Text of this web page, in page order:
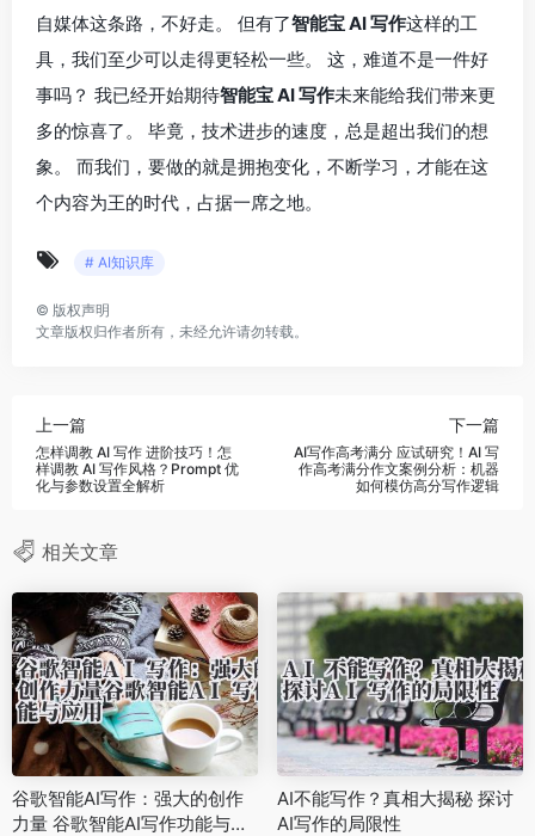
自媒体这条路，不好走。 但有了智能宝 AI 写作这样的工
具，我们至少可以走得更轻松一些。 这，难道不是一件好
事吗？ 我已经开始期待智能宝 AI 写作未来能给我们带来更
多的惊喜了。 毕竟，技术进步的速度，总是超出我们的想
象。 而我们，要做的就是拥抱变化，不断学习，才能在这
个内容为王的时代，占据一席之地。
# AI知识库
© 版权声明
文章版权归作者所有，未经允许请勿转载。
上一篇
怎样调教 AI 写作 进阶技巧！怎
样调教 AI 写作风格？Prompt 优
化与参数设置全解析
下一篇
AI写作高考满分 应试研究！AI 写
作高考满分作文案例分析：机器
如何模仿高分写作逻辑
相关文章
谷歌智能AI写作：强大的创作
力量 谷歌智能AI写作功能与应
AI不能写作？真相大揭秘 探讨
AI写作的局限性